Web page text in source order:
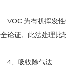
为有机挥发性
论证。此法处理比
、吸收除气法